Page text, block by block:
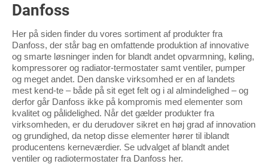
Danfoss
Her på siden finder du vores sortiment af produkter fra
Danfoss, der står bag en omfattende produktion af innovative
og smarte løsninger inden for blandt andet opvarmning, køling,
kompressorer og radiator-termostater samt ventiler, pumper
og meget andet. Den danske virksomhed er en af landets
mest kend-te – både på sit eget felt og i al almindelighed – og
derfor går Danfoss ikke på kompromis med elementer som
kvalitet og pålidelighed. Når det gælder produkter fra
virksomheden, er du derudover sikret en høj grad af innovation
og grundighed, da netop disse elementer hører til iblandt
producentens kerneværdier. Se udvalget af blandt andet
ventiler og radiotermostater fra Danfoss her.